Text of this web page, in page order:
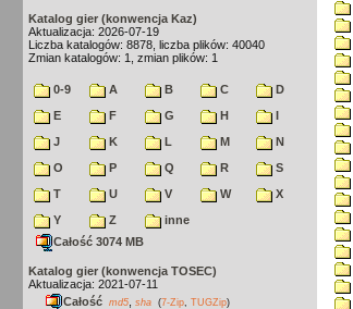
Katalog gier (konwencja Kaz)
Aktualizacja: 2026-07-19
Liczba katalogów: 8878, liczba plików: 40040
Zmian katalogów: 1, zmian plików: 1
0-9 A B C
D
E
F G H
I
J
K L M
N
O
P Q R
S
T
U V W
X
Y
Z
inne
Całość 3074 MB
Katalog gier (konwencja TOSEC)
Aktualizacja: 2021-07-11
Całość md5 sha (7-Zip TUGZip)